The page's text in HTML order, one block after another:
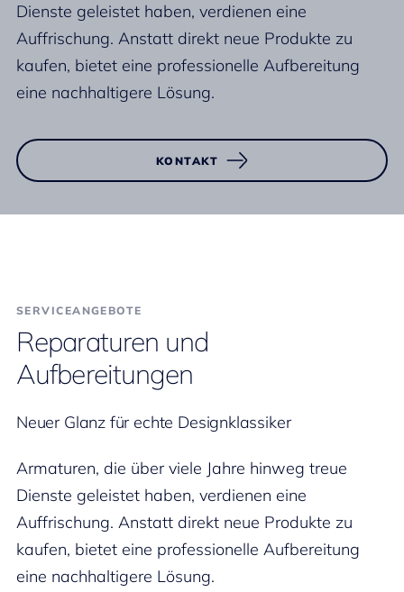
Dienste geleistet haben, verdienen eine
Auffrischung. Anstatt direkt neue Produkte zu
kaufen, bietet eine professionelle Aufbereitung
eine nachhaltigere Lösung.
KONTAKT
SERVICEANGEBOTE
Reparaturen und
Aufbereitungen
Neuer Glanz für echte Designklassiker
Armaturen, die über viele Jahre hinweg treue
Dienste geleistet haben, verdienen eine
Auffrischung. Anstatt direkt neue Produkte zu
kaufen, bietet eine professionelle Aufbereitung
eine nachhaltigere Lösung.